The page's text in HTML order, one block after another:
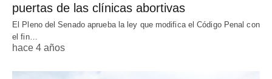
puertas de las clínicas abortivas
El Pleno del Senado aprueba la ley que modifica el Código Penal con
el fin…
hace 4 años